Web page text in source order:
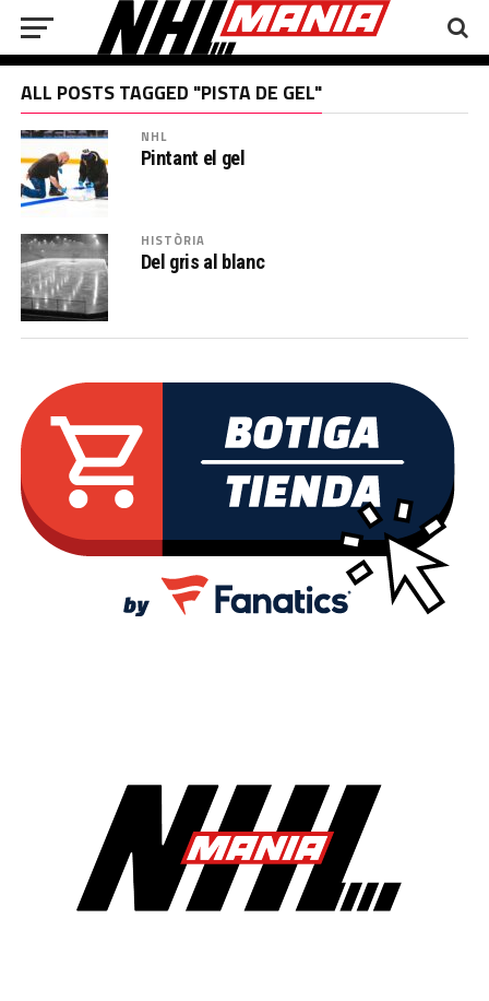
ALL POSTS TAGGED "PISTA DE GEL"
NHL
Pintant el gel
HISTÒRIA
Del gris al blanc